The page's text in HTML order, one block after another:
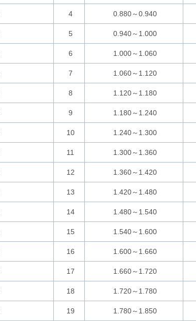
4 0.880～0.940
5 0.940～1.000
6 1.000～1.060
7 1.060～1.120
8 1.120～1.180
9 1.180～1.240
10 1.240～1.300
11 1.300～1.360
12 1.360～1.420
13 1.420～1.480
14 1.480～1.540
15 1.540～1.600
16 1.600～1.660
17 1.660～1.720
18 1.720～1.780
19 1.780～1.850